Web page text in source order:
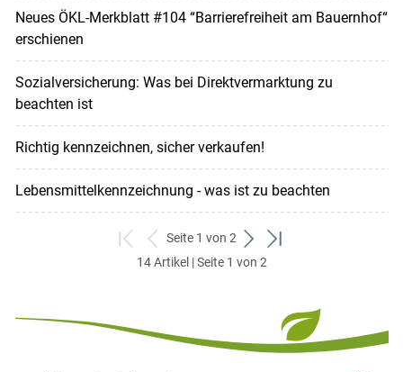
Neues ÖKL-Merkblatt #104 “Barrierefreiheit am Bauernhof“
erschienen
Sozialversicherung: Was bei Direktvermarktung zu
beachten ist
Richtig kennzeichnen, sicher verkaufen!
Lebensmittelkennzeichnung - was ist zu beachten
zum
ersten
zurück
zum
Seite 1 von 2
weiter
zum
zum
14 Artikel | Seite 1 von 2